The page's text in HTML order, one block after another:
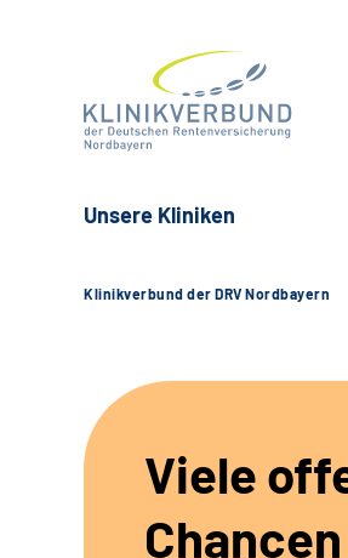
Unsere Kliniken
Klinikverbund der DRV Nordbayern
Viele
Chancen